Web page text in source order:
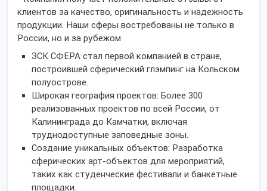
клиентов за качество, оригинальность и надежность
продукции. Наши сферы востребованы не только в
России, но и за рубежом
ЗСК СФЕРА стал первой компанией в стране,
построившей сферический глэмпинг на Кольском
полуострове.
Широкая география проектов: Более 300
реализованных проектов по всей России, от
Калининграда до Камчатки, включая
труднодоступные заповедные зоны.
Создание уникальных объектов: Разработка
сферических арт-объектов для мероприятий,
таких как студенческие фестивали и банкетные
площадки.